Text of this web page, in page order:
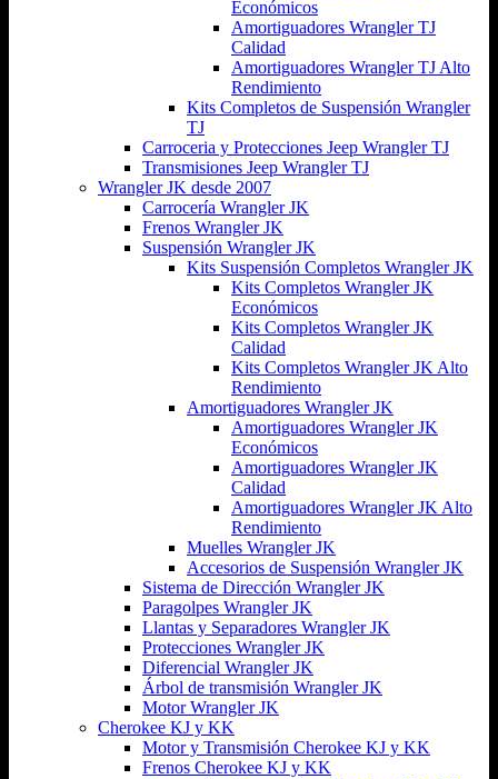
Económicos
Amortiguadores Wrangler TJ
Calidad
Amortiguadores Wrangler TJ Alto
Rendimiento
Kits Completos de Suspensión Wrangler
TJ
Carroceria y Protecciones Jeep Wrangler TJ
Transmisiones Jeep Wrangler TJ
Wrangler JK desde 2007
Carrocería Wrangler JK
Frenos Wrangler JK
Suspensión Wrangler JK
Kits Suspensión Completos Wrangler JK
Kits Completos Wrangler JK
Económicos
Kits Completos Wrangler JK
Calidad
Kits Completos Wrangler JK Alto
Rendimiento
Amortiguadores Wrangler JK
Amortiguadores Wrangler JK
Económicos
Amortiguadores Wrangler JK
Calidad
Amortiguadores Wrangler JK Alto
Rendimiento
Muelles Wrangler JK
Accesorios de Suspensión Wrangler JK
Sistema de Dirección Wrangler JK
Paragolpes Wrangler JK
Llantas y Separadores Wrangler JK
Protecciones Wrangler JK
Diferencial Wrangler JK
Árbol de transmisión Wrangler JK
Motor Wrangler JK
Cherokee KJ y KK
Motor y Transmisión Cherokee KJ y KK
Frenos Cherokee KJ y KK